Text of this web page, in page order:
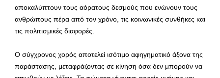
αποκαλύπτουν τους αόρατους δεσμούς που ενώνουν τους
ανθρώπους πέρα από τον χρόνο, τις κοινωνικές συνθήκες και
τις πολιτισμικές διαφορές.
Ο σύγχρονος χορός αποτελεί ισότιμο αφηγηματικό άξονα της
παράστασης, μεταφράζοντας σε κίνηση όσα δεν μπορούν να